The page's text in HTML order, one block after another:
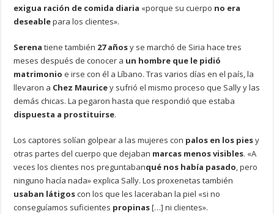
exigua ración de comida diaria «porque su cuerpo no era
deseablepara los clientes».
Serenatiene también 27 añosy se marchó de Siria hace tres
meses después de conocer a un hombre que le pidió
matrimonio e irse con él a Líbano. Tras varios días en el país, la
llevaron a Chez Mauricey sufrió el mismo proceso que Sally y las
demás chicas. La pegaron hasta que respondió que estaba
dispuesta a prostituirse.
Los captores solían golpear a las mujeres con palos en los piesy
otras partes del cuerpo que dejaban marcas menos visibles. «A
veces los clientes nos preguntabanqué nos había pasado, pero
ninguno hacía nada» explica Sally. Los proxenetas también
usaban látigoscon los que les laceraban la piel «si no
conseguíamos suficientes propinas[…] ni clientes».